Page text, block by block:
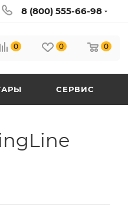
8 (800) 555-66-98
0 0 0
СЕРВИС